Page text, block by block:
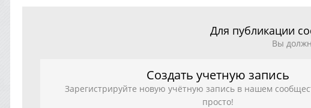
Для публикации
Вы
Создать учетную запись
Зарегистрируйте новую учётную запись в нашем
просто!